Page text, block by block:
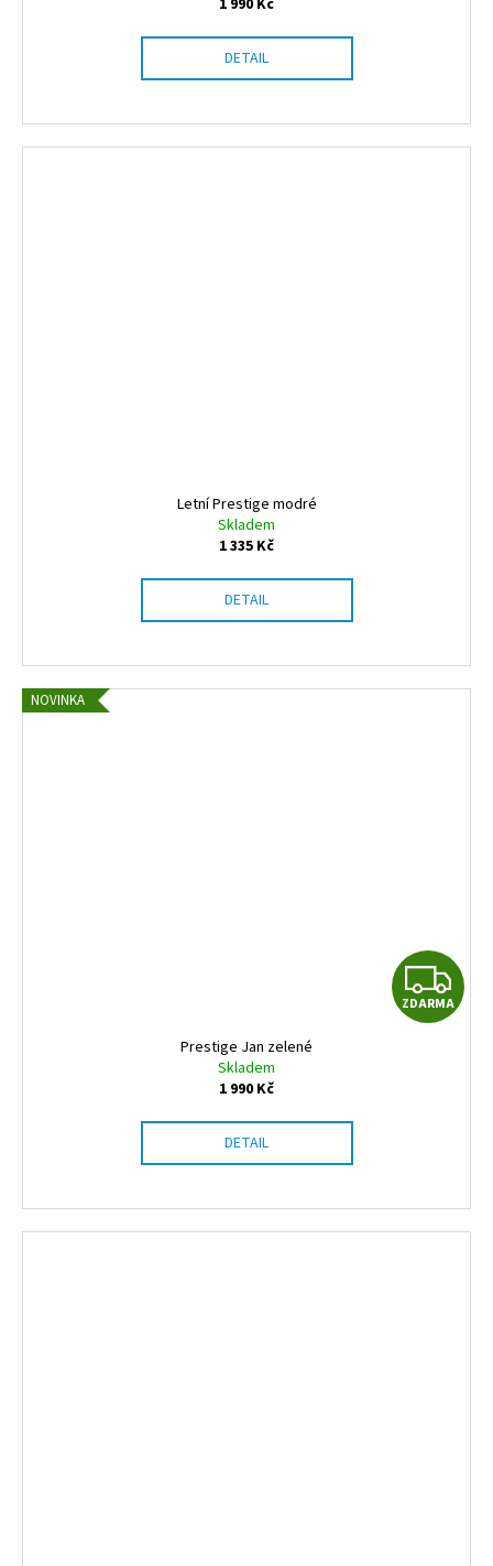
A
1 990 Kč
DETAIL
Letní Prestige modré
Skladem
1 335 Kč
DETAIL
NOVINKA
Z
D
A
ZDARMA
Prestige Jan zelené
Skladem
1 990 Kč
DETAIL